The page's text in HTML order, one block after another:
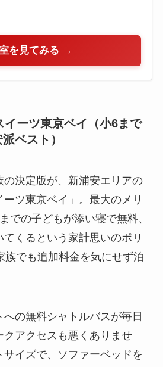
を見てみる →
イーツ東京ベイ（小6まで
ベスト）
決定版が、新浦安エリアの
ーツ東京ベイ」。最大のメリ
での子どもが添い寝で無料、
てくるという家計思いのポリ
族でも追加料金を気にせず泊
の無料シャトルバスが毎日
アクセスも悪くありませ
サイズで、ソファーベッドを